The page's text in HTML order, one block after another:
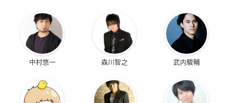
中村悠一 森川智之 武内駿輔